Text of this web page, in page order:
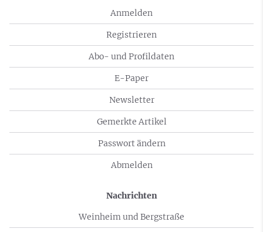
Anmelden
Registrieren
Abo- und Profildaten
E-Paper
Newsletter
Gemerkte Artikel
Passwort ändern
Abmelden
Nachrichten
Weinheim und Bergstraße